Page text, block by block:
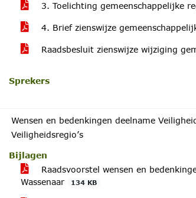
3. Toelichting gemeenschappelijke
4. Brief zienswijze
Raadsbesluit zienswijze wijziging
Sprekers
Wensen en bedenkingen deelname
Veiligheidsregio’s
Bijlagen
Raadsvoorstel wensen en
Wassenaar
134 KB